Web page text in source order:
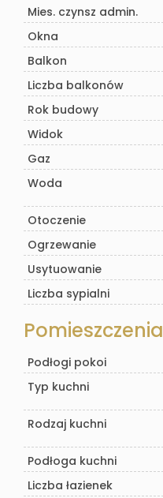
Mies. czynsz admin.
Okna
Balkon
Liczba balkonów
Rok budowy
Widok
Gaz
Woda
Otoczenie
Ogrzewanie
Usytuowanie
Liczba sypialni
Pomieszczenia
Podłogi pokoi
Typ kuchni
Rodzaj kuchni
Podłoga kuchni
Liczba łazienek